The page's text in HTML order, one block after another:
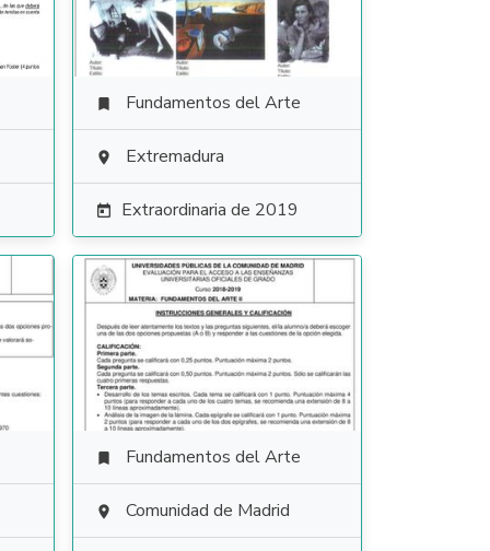
 Fundamentos del Arte
 Extremadura
 Extraordinaria de 2019
 Fundamentos del Arte
 Comunidad de Madrid